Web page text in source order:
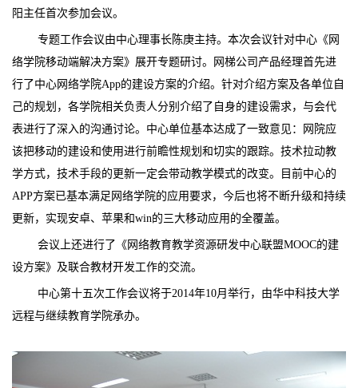
阳主任首次参加会议。
专题工作会议由中心理事长陈庚主持。本次会议针对中心《网
络学院移动端解决方案》展开专题研讨。网梯公司产品经理首先进
行了中心网络学院App的建设方案的介绍。针对介绍方案及各单位自
己的规划，各学院相关负责人分别介绍了自身的建设需求，与会代
表进行了深入的沟通讨论。中心单位基本达成了一致意见：网院应
该把移动的建设和使用进行前瞻性规划和切实的跟踪。技术拉动教
学方式，技术手段的更新一定会带动教学模式的改变。目前中心的
APP方案已基本满足网络学院的应用要求，今后也将不断升级和持续
更新，实现安卓、苹果和win的三大移动应用的全覆盖。
会议上还进行了《网络教育教学资源研发中心联盟MOOC的建
设方案》及联合教材开发工作的交流。
中心第十五次工作会议将于2014年10月举行，由华中科技大学
远程与继续教育学院承办。